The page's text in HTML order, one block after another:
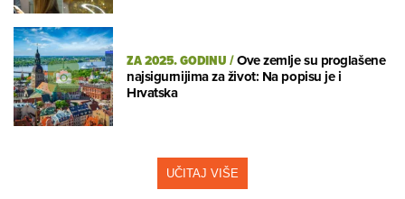
ZA 2025. GODINU/Ove zemlje su proglašene
najsigurnijima za život: Na popisu je i
Hrvatska
UČITAJ VIŠE